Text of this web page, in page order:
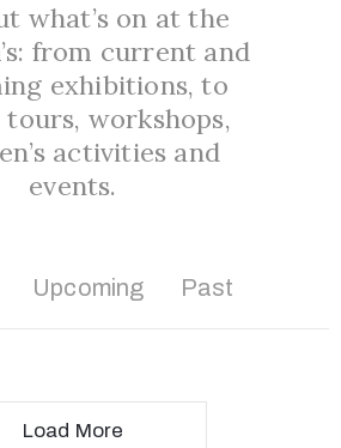
what’s on at the
from current and
exhibitions, to
tours, workshops,
activities and
events.
Upcoming Past
Load More